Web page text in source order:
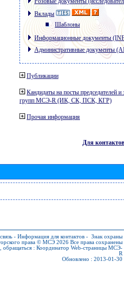
Вклады
Шаблоны
Информационные документы
Административные документы
Публикации
Кандидаты на посты председателей и
групп МСЭ-R (ИК, СК, ПСК, КГР)
Прочая информация
Для контактов
- Информация для контактов - Знак охраны
права © МСЭ 2026 Все права сохранены
обращаться : Координатор Web-страницы МСЭ-
R
Обновлено : 2013-01-30